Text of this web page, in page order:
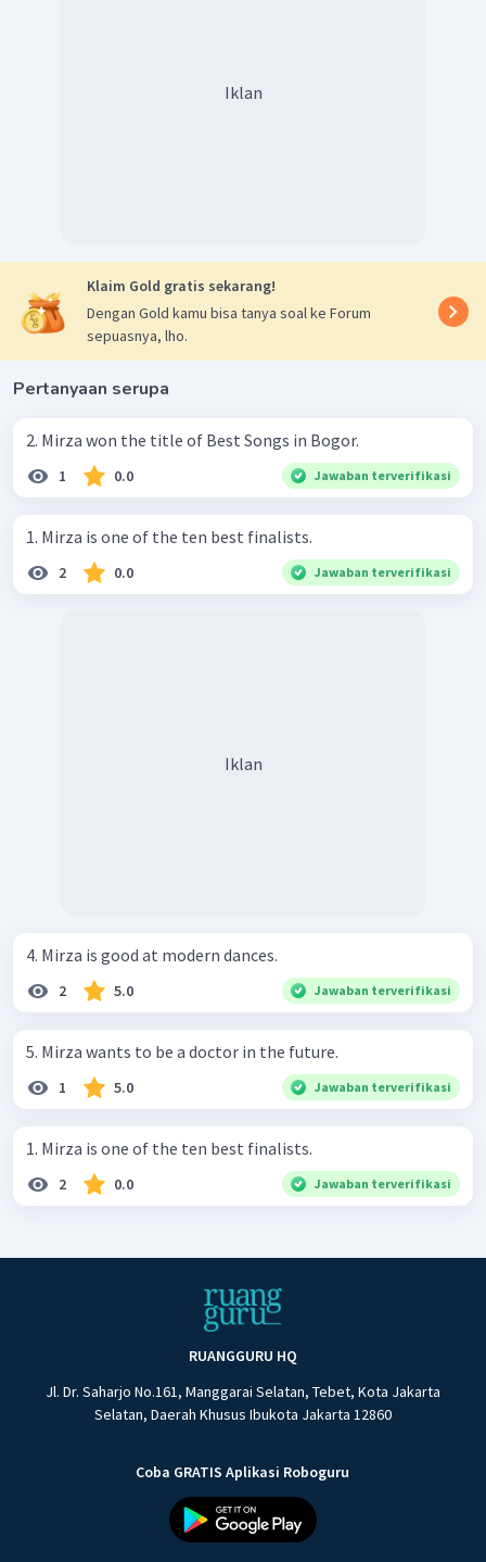
Iklan
Klaim Gold gratis sekarang!
Dengan Gold kamu bisa tanya soal ke Forum
sepuasnya, lho.
Pertanyaan serupa
2. Mirza won the title of Best Songs in Bogor.
1 0.0 Jawaban terverifikasi
1. Mirza is one of the ten best finalists.
2 0.0 Jawaban terverifikasi
Iklan
4. Mirza is good at modern dances.
2 5.0 Jawaban terverifikasi
5. Mirza wants to be a doctor in the future.
1 5.0 Jawaban terverifikasi
1. Mirza is one of the ten best finalists.
2 0.0 Jawaban terverifikasi
RUANGGURU HQ
Jl. Dr. Saharjo No.161, Manggarai Selatan, Tebet, Kota Jakarta
Selatan, Daerah Khusus Ibukota Jakarta 12860
Coba GRATIS Aplikasi Roboguru